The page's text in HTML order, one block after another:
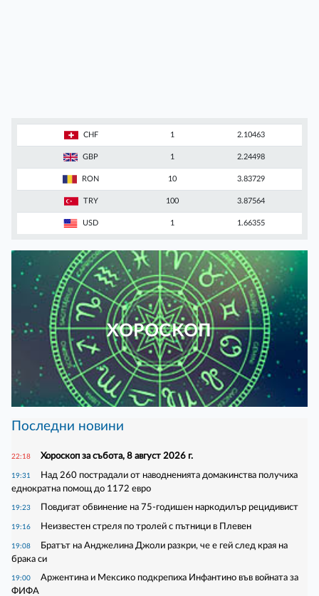
CHF 1 2.10463
GBP 1 2.24498
RON 10 3.83729
TRY 100 3.87564
USD 1 1.66355
ХОРОСКОП
Последни новини
22:18 Хороскоп за събота, 8 август 2026 г.
19:31
Над 260 пострадали от наводненията домакинства получиха
еднократна помощ до 1172 евро
19:23 Повдигат обвинение на 75-годишен наркодилър рецидивист
19:16 Неизвестен стреля по тролей с пътници в Плевен
19:08
Братът на Анджелина Джоли разкри, че е гей след края на
брака си
19:00
Аржентина и Мексико подкрепиха Инфантино във войната за
ФИФА